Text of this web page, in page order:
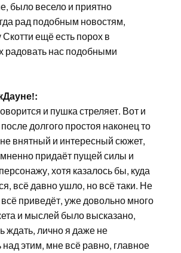
было весело и приятно
рад подобным новостям,
Скотти ещё есть порох в
радовать нас подобными
и пушка стреляет. Вот и
долгого простоя наконец то
внятный и интересный сюжет,
придаёт пущей силы и
хотя казалось бы, куда
всё давно ушло, но всё таки. Не
всё приведёт, уже довольно много
и мыслей было высказано,
ждать, лично я даже не
этим, мне всё равно, главное